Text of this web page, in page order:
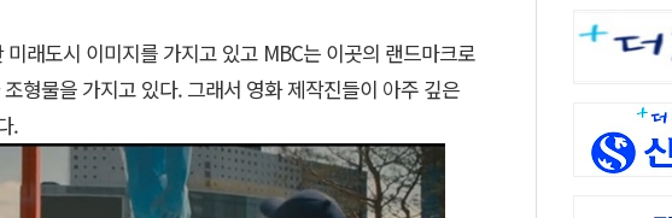
래도시 이미지를 가지고 있고 MBC는 이곳의 랜드마크로
형물을 가지고 있다. 그래서 영화 제작진들이 아주 깊은
.